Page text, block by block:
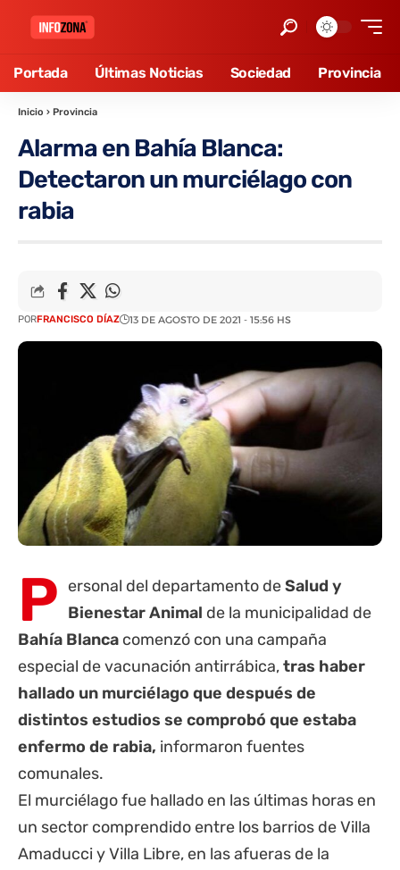
Portada Últimas Noticias Sociedad Provincia
Inicio › Provincia
Alarma en Bahía Blanca:
Detectaron un murciélago con
rabia
PORFRANCISCO DÍAZ 13 DE AGOSTO DE 2021 - 15:56 HS
P ersonal del departamento deSalud y
Bienestar Animal de la municipalidad de
Bahía Blanca comenzó con una campaña
especial de vacunación antirrábica,tras haber
hallado un murciélago que después de
distintos estudios se comprobó que estaba
enfermo de rabia, informaron fuentes
comunales.
El murciélago fue hallado en las últimas horas en
un sector comprendido entre los barrios de Villa
Amaducci y Villa Libre, en las afueras de la